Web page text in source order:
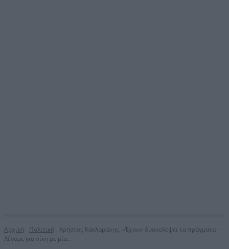
Αρχική Πολιτική
Χρήστος Κακλαμάνης: «Έχουν δυσκολέψει τα πράγματα -
Λέγαμε για νίκη με μία...